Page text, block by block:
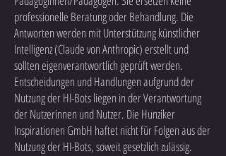
professionelle Beratung oder Behandlung. Die
Antworten werden mit Unterstützung künstlicher
Intelligenz (Claude von Anthropic) erstellt und
sollten eigenverantwortlich geprüft werden.
Entscheidungen und Handlungen aufgrund der
Nutzung der HI-Bots liegen in der Verantwortung
der Nutzerinnen und Nutzer. Die Hunziker
Inspirationen GmbH haftet nicht für Folgen aus der
Nutzung der HI-Bots, soweit gesetzlich zulässig.